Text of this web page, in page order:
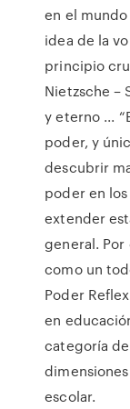
en el
idea de la
principio
Nietzsche –
y eterno ...
poder, y
descubrir
poder en
extender
general.
como un
Poder
en
categoría
escolar.